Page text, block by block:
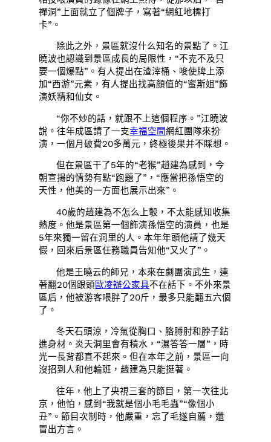
禪洞”上面就立了個牌子，寫著“網紅地標打
卡”。
除此之外，景區就沒什么知名的景點了。江
曉波也認識到景區成長的局限性，“不克不及只
要一個爆點”。有人提出在渣滓桶、唆使牌上添
加“西游”元素，有人提出找高顏值的“蜜斯姐”飾
演妖精和仙女。
“你不炒的話，就跟不上這個程序。”江曉波
說。往年成區請了一支幸福空間網紅團隊來扮
演，一個月破費20多萬元，終極後果并不睬想。
但在景區干了5年的“老猴”趙建為感到，今
朝宣揚的情勢有點“跑題了”，“應當把孫悟空的
天性，他美的一方面也展示出來”。
40歲的趙建為不怎么上彀，不太能感知收集
熱度。他是景區第一個飾演孫悟空的演員，也是
5年來獨一留在洞里的人。本年年頭他請了幾天
假，回來后景區任務職員告知他“又火了”。
他是王曉云的師兄，本來在劇團演武生，連
著翻20個跟頭歐凌辦公家具不在話下。不外來景
區后，他被游客喂胖了20斤，最多只能翻五六個
了。
冬天石頭涼，冷氣從胸口、胳膊肘和脖子鉆
進身材。炎天洞里會有積水，“濕答答一層”，時
光一長背都直不起來。但在本年之前，景區一向
沒招到人和他輪班，趙建為只能挺著。
往年，他上了央視三套的節目，第一次往北
京，他怕，感到“我就是個小毛毛蟲”“像個小
丑”。節目次制時，他嚴重，忘了毛遂自薦，還
冒出方言。